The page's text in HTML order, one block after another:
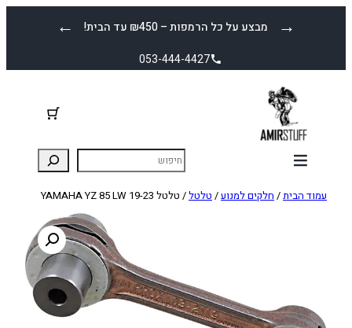
← מבצע על כל הרמפות – ₪450 עד הבית! →
053-444-4427
עמוד הבית/ חלקים למנוע/ טלטל/ טלטל YAMAHA YZ 85 LW 19-23